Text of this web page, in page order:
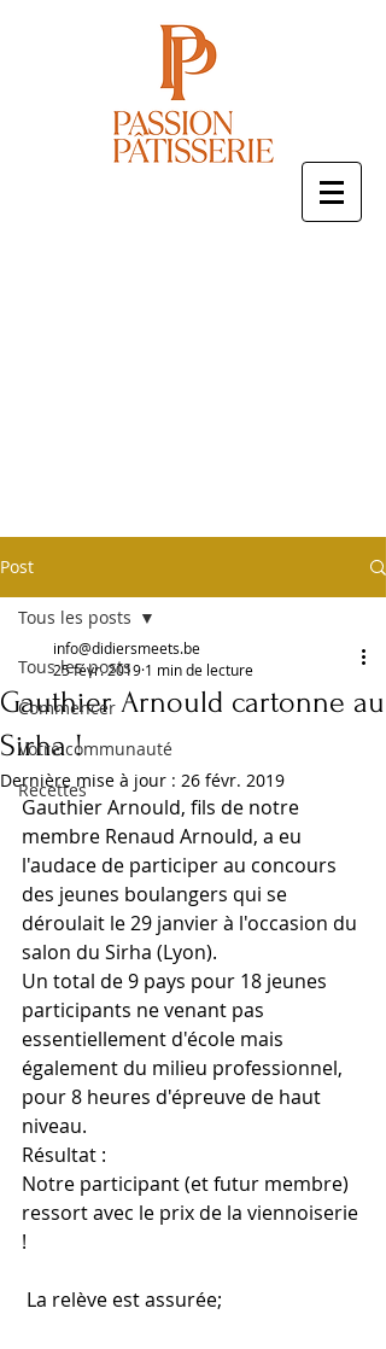
Post
Tous les posts
Commencer
Votre communauté
Recettes
Tous les posts
Gauthier Arnould cartonne au
Sirha !
info@didiersmeets.be
25 févr. 2019 1 min de lecture
Dernière mise à jour : 26 févr. 2019
Gauthier Arnould, fils de notre
membre Renaud Arnould, a eu
l'audace de participer au concours
des jeunes boulangers qui se
déroulait le 29 janvier à l'occasion du
salon du Sirha (Lyon).
Un total de 9 pays pour 18 jeunes
participants ne venant pas
essentiellement d'école mais
également du milieu professionnel,
pour 8 heures d'épreuve de haut
niveau.
Résultat :
Notre participant (et futur membre)
ressort avec le prix de la viennoiserie
!
La relève est assurée;